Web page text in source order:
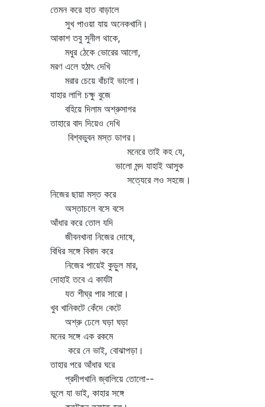
তেমন করে হাত বাড়ালে
সুখ পাওয়া যায় অনেকখানি।
আকাশ তবু সুনীল থাকে,
মধুর ঠেকে ভোরের আলো,
মরণ এলে হঠাৎ দেখি
মরার চেয়ে বাঁচাই ভালো।
যাহার লাগি চক্ষু বুজে
বহিয়ে দিলাম অশ্রুসাগর
তাহারে বাদ দিয়েও দেখি
বিশ্বভুবন মস্ত ডাগর।
মনেরে তাই কহ যে,
ভালো মন্দ যাহাই আসুক
সত্যেরে লও সহজে।
নিজের ছায়া মস্ত করে
অস্তাচলে বসে বসে
আঁধার করে তোল যদি
জীবনখানা নিজের দোষে,
বিধির সঙ্গে বিবাদ করে
নিজের পায়েই কুড়ুল মার,
দোহাই তবে এ কার্যটা
যত শীঘ্র পার সারো।
খুব খানিকটে কেঁদে কেটে
অশ্রু ঢেলে ঘড়া ঘড়া
মনের সঙ্গে এক রকমে
করে নে ভাই, বোঝাপড়া।
তাহার পরে আঁধার ঘরে
প্রদীপখানি জ্বালিয়ে তোলো--
ভুলে যা ভাই, কাহার সঙ্গে